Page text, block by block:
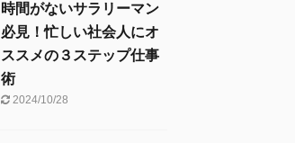
時間がないサラリーマン
必見！忙しい社会人にオ
ススメの３ステップ仕事
術
2024/10/28